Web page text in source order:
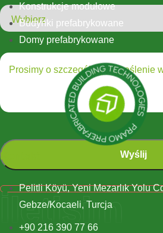
Konstrukcje modułowe
Budynki prefabrykowane
Domy prefabrykowane
Kontakt
Pelitli Köyü, Yeni Mezarlık Yolu
Gebze/Kocaeli, Turcja
+90 216 390 77 66
İletişim